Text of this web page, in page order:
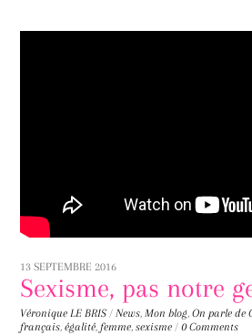
13 SEPTEMBRE 2016
Sexisme, pas notre
Véronique LE BRIS / News,Mon blog,On parle de
français,égalité, femme,sexisme / 0 Comments